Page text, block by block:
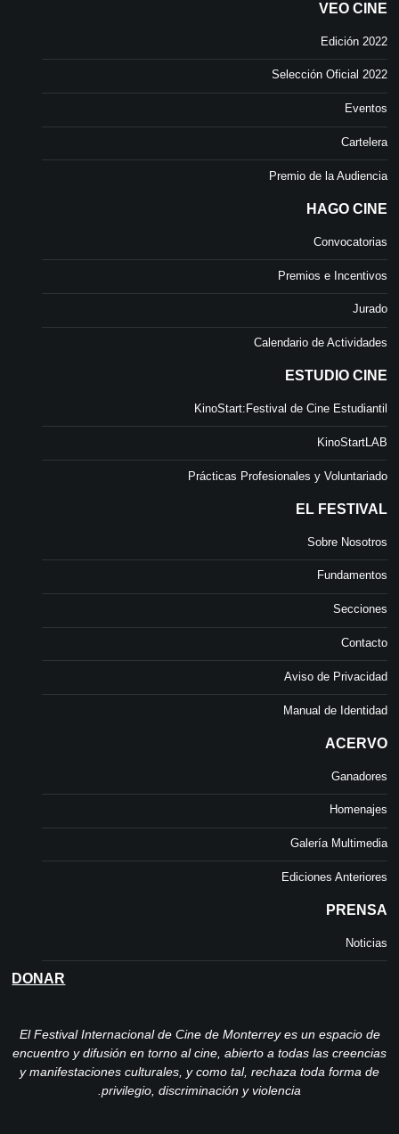
VEO CINE
Edición 2022
Selección Oficial 2022
Eventos
Cartelera
Premio de la Audiencia
HAGO CINE
Convocatorias
Premios e Incentivos
Jurado
Calendario de Actividades
ESTUDIO CINE
KinoStart:Festival de Cine Estudiantil
KinoStartLAB
Prácticas Profesionales y Voluntariado
EL FESTIVAL
Sobre Nosotros
Fundamentos
Secciones
Contacto
Aviso de Privacidad
Manual de Identidad
ACERVO
Ganadores
Homenajes
Galería Multimedia
Ediciones Anteriores
PRENSA
Noticias
DONAR
El Festival Internacional de Cine de Monterrey es un espacio de
encuentro y difusión en torno al cine, abierto a todas las creencias
y manifestaciones culturales, y como tal, rechaza toda forma de
privilegio, discriminación y violencia.